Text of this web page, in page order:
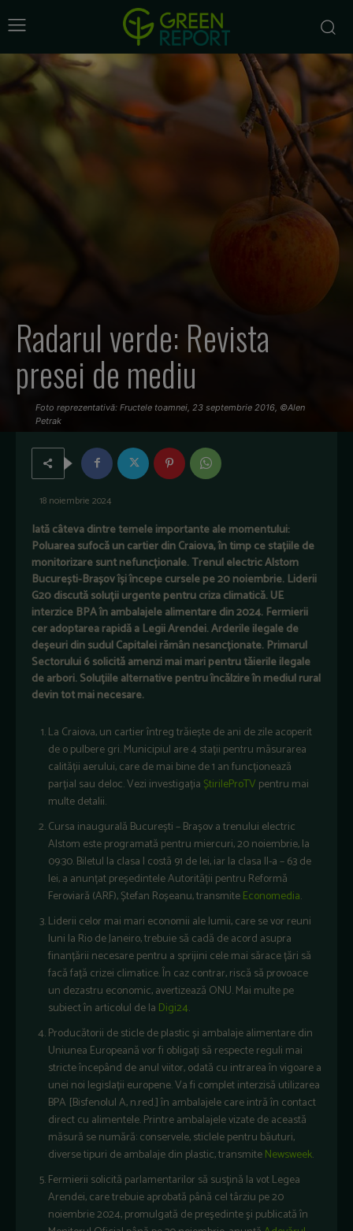
Radarul verde: Revista
presei de mediu
Foto reprezentativă: Fructele toamnei, 23 septembrie 2016, ©Alen
Petrak
18 noiembrie 2024
Iată câteva dintre temele importante ale momentului:
Poluarea sufocă un cartier din Craiova, în timp ce stațiile de
monitorizare sunt nefuncționale. Trenul electric Alstom
București-Brașov își începe cursele pe 20 noiembrie. Liderii
G20 discută soluții urgente pentru criza climatică. UE
interzice BPA în ambalajele alimentare din 2024. Fermierii
cer adoptarea rapidă a Legii Arendei. Arderile ilegale de
deșeuri din sudul Capitalei rămân nesancționate. Primarul
Sectorului 6 solicită amenzi mai mari pentru tăierile ilegale
de arbori. Soluțiile alternative pentru încălzire în mediul rural
devin tot mai necesare.
La Craiova, un cartier întreg trăiește de ani de zile acoperit
de o pulbere gri. Municipiul are 4 stații pentru măsurarea
calității aerului, care de mai bine de 1 an funcționează
parțial sau deloc. Vezi investigațiaȘtirileProTV pentru mai
multe detalii.
Cursa inaugurală București – Brașov a trenului electric
Alstom este programată pentru miercuri, 20 noiembrie, la
09:30. Biletul la clasa I costă 91 de lei, iar la clasa II-a – 63 de
lei, a anunțat președintele Autorității pentru Reformă
Feroviară (ARF), Ștefan Roșeanu, transmiteEconomedia.
Liderii celor mai mari economii ale lumii, care se vor reuni
luni la Rio de Janeiro, trebuie să cadă de acord asupra
finanțării necesare pentru a sprijini cele mai sărace țări să
facă față crizei climatice. În caz contrar, riscă să provoace
un dezastru economic, avertizează ONU. Mai multe pe
subiect în articolul de la Digi24.
Producătorii de sticle de plastic și ambalaje alimentare din
Uniunea Europeană vor fi obligați să respecte reguli mai
stricte începând de anul viitor, odată cu intrarea în vigoare a
unei noi legislații europene. Va fi complet interzisă utilizarea
BPA [Bisfenolul A, n.red.] în ambalajele care intră în contact
direct cu alimentele. Printre ambalajele vizate de această
măsură se numără: conservele, sticlele pentru băuturi,
diverse tipuri de ambalaje din plastic, transmiteNewsweek.
Fermierii solicită parlamentarilor să susţină la vot Legea
Arendei, care trebuie aprobată până cel târziu pe 20
noiembrie 2024, promulgată de preşedinte şi publicată în